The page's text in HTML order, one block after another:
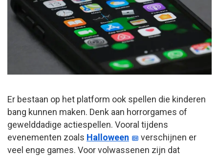
Er bestaan op het platform ook spellen die kinderen
bang kunnen maken. Denk aan horrorgames of
gewelddadige actiespellen. Vooral tijdens
evenementen zoals Halloween
verschijnen er
veel enge games. Voor volwassenen zijn dat